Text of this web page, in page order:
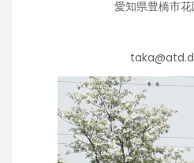
愛知県豊橋市花